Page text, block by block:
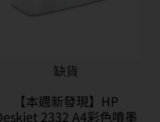
缺貨
【本週新發現】HP
2332 A4彩色噴墨